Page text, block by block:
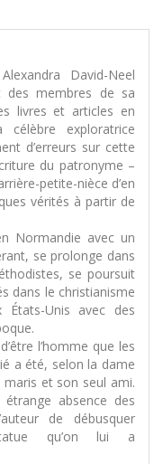
David-Neel
membres de sa
livres et articles en
exploratrice
d’erreurs sur cette
du patronyme –
petite-nièce d’en
vérités à partir de
Normandie avec un
se prolonge dans
se poursuit
dans le christianisme
Unis avec des
l’homme que les
a été, selon la dame
et son seul ami.
absence des
de débusquer
qu’on lui a